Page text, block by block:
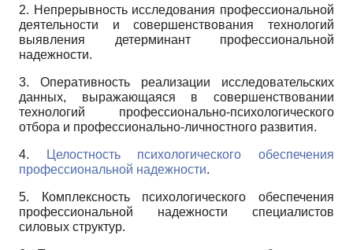
2. Непрерывность исследования профессиональной
деятельности и совершенствования технологий
выявления детерминант профессиональной
надежности.
3. Оперативность реализации исследовательских
данных, выражающаяся в совершенствовании
технологий профессионально-психологического
отбора и профессионально-личностного развития.
4.
Целостность психологического обеспечения
профессиональной надежности.
5. Комплексность психологического обеспечения
профессиональной надежности специалистов
силовых структур.